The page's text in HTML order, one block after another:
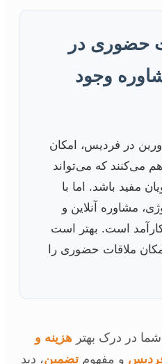
حضوری در
وجود
در فردیس، امکان
می‌کنند که می‌تواند
مفید باشد. اما با
مشاوره آنلاین و
کارآمد است. بهتر است
ملاقات حضوری را
شما در درک بهتر هزینه و
فردیس و مفهومتضمین، دید